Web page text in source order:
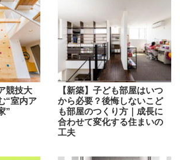
競技大
“室内ア
”
【新築】子ども部屋はいつ
から必要？後悔しないこど
も部屋のつくり方｜成長に
合わせて変化する住まいの
工夫